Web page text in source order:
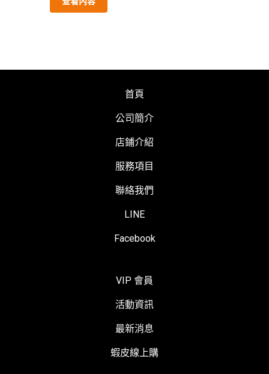
首頁
公司簡介
店鋪介紹
服務項目
聯絡我們
LINE
Facebook
VIP 會員
活動資訊
最新消息
蝦皮線上購